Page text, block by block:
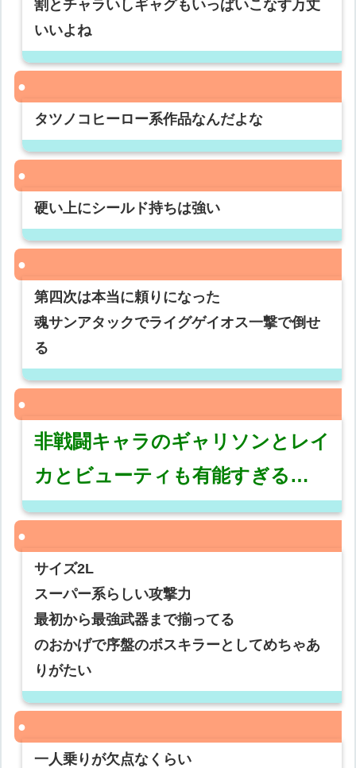
割とチャラいしギャグもいっぱいこなす万丈
いいよね
タツノコヒーロー系作品なんだよな
硬い上にシールド持ちは強い
第四次は本当に頼りになった
魂サンアタックでライグゲイオス一撃で倒せ
る
非戦闘キャラのギャリソンとレイ
カとビューティも有能すぎる…
サイズ2L
スーパー系らしい攻撃力
最初から最強武器まで揃ってる
のおかげで序盤のボスキラーとしてめちゃあ
りがたい
一人乗りが欠点なくらい